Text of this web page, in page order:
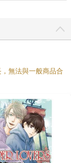
無法與一般商品合